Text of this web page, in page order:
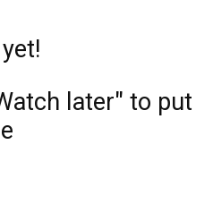
later" to put